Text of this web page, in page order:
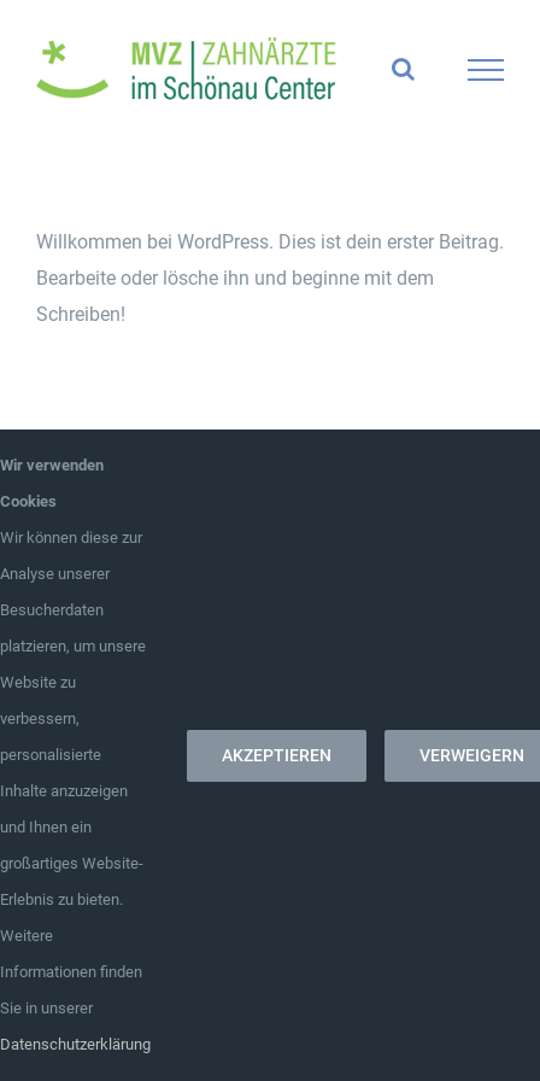
Inhalt
springen
Willkommen bei WordPress. Dies ist dein erster Beitrag.
Bearbeite oder lösche ihn und beginne mit dem
Schreiben!
© Copyright 2022 -
| All Rights Reserved | Powered by
Wir verwenden
Cookies
Wir können diese zur
Analyse unserer
Besucherdaten
platzieren, um unsere
Website zu
verbessern,
personalisierte
Inhalte anzuzeigen
und Ihnen ein
großartiges Website-
Erlebnis zu bieten.
Weitere
Informationen finden
Sie in unserer
Datenschutzerklärung
AKZEPTIEREN VERWEIGERN